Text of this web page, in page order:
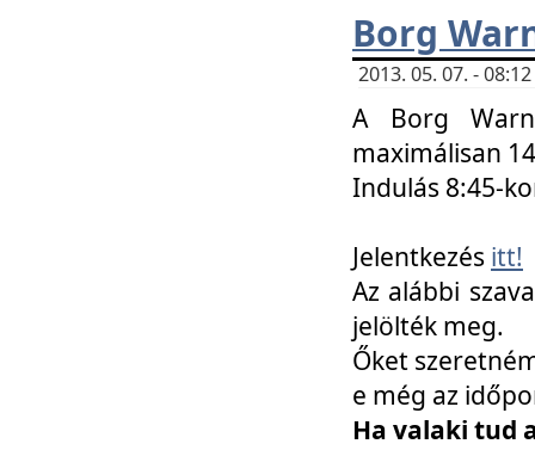
Borg
2013. 05. 07. -
A Borg
maximálisan
Indulás 8:45-
Jelentkezés itt!
Az alábbi
jelölték meg.
Őket
e még az
Ha valaki tud